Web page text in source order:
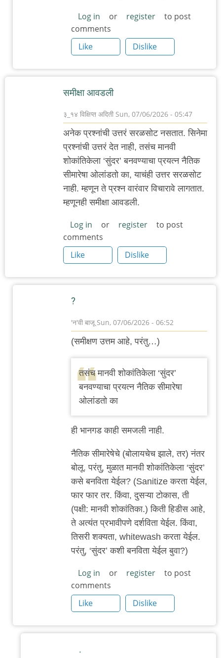
Log in or register
to post
comments
Like
Dislike
समीक्षा आवडली
३_१४ विक्षिप्त अदिती Sun, 07/06/2026 - 05:47
अनेक प्रश्नांची उत्तरं सरळसोट नसतात. सिनेमा
प्रश्नांची उत्तरं देत नाही, तसंच मानवी
शोकांतिकेला ‘सुंदर’ बनवण्याचा प्रयत्न नैतिक
सीमारेषा ओलांडतो का, याचंही उत्तर सरळसोट
नाही. म्हणून ते प्रश्न वारंवार विचारावे लागतात.
म्हणूनही समीक्षा आवडली.
Log in or register
to post
comments
Like
Dislike
?
'न'वी बाजूSun, 07/06/2026 - 06:52
reply
समीक्षा
आवडली
by
३_१४
विक्षिप्त
(समीक्षण उत्तम आहे, परंतु…)
तसंच मानवी शोकांतिकेला ‘सुंदर’
बनवण्याचा प्रयत्न नैतिक सीमारेषा
ओलांडतो का
ही भानगड काही समजली नाही.
नैतिक सीमारेषेचे (बोलायचेच झाले, तर) नंतर
बोलू. परंतु, मुळात मानवी शोकांतिकेला ‘सुंदर’
कसे बनविता येईल? (Sanitize करता येईल,
फार फार तर. किंवा, दुसऱ्या टोकास, ती
(पक्षी: मानवी शोकांतिका.) किती हिडीस आहे,
ते अत्यंत प्रभावीपणे दर्शविता येईल. किंवा,
तिसरी शक्यता, whitewash करता येईल.
परंतु, ‘सुंदर’ कशी बनविता येईल बुवा?)
Log in or register
to post
comments
Like
Dislike
.